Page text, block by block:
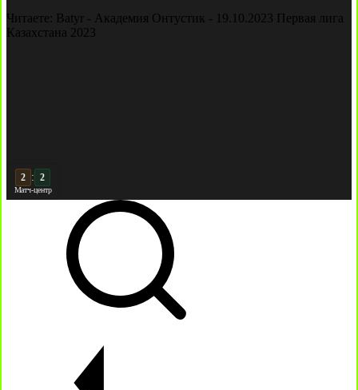
Читаете: Batyr - Академия Онтустик - 19.10.2023 Первая лига
Казахстана 2023
3 : 2
Матч-центр